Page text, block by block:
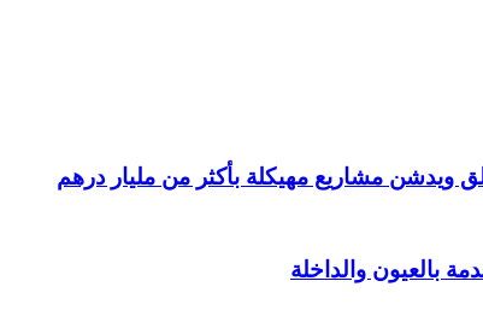
ويدشن مشاريع مهيكلة بأكثر من مليار درهم
بالعيون والداخلة